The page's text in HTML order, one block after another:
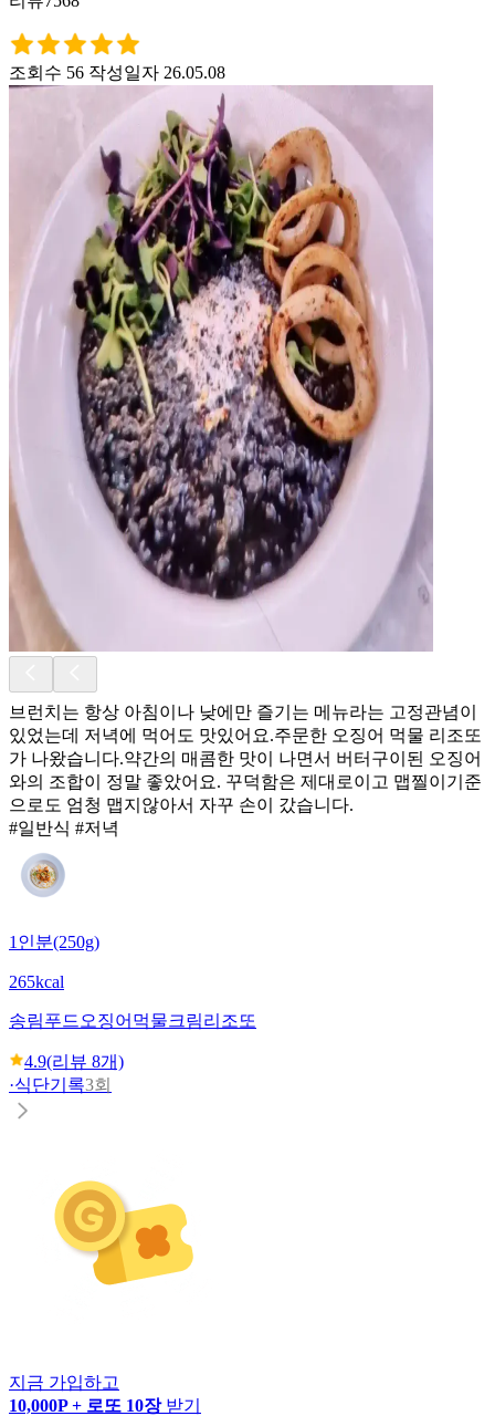
조회수 56 작성일자 26.05.08
브런치는 항상 아침이나 낮에만 즐기는 메뉴라는 고정관념이
있었는데 저녁에 먹어도 맛있어요.주문한 오징어 먹물 리조또
가 나왔습니다.약간의 매콤한 맛이 나면서 버터구이된 오징어
와의 조합이 정말 좋았어요. 꾸덕함은 제대로이고 맵찔이기준
으로도 엄청 맵지않아서 자꾸 손이 갔습니다.
#일반식 #저녁
1인분(250g)
265kcal
송림푸드 오징어먹물크림리조또
4.9(리뷰 8개)
·식단기록3회
지금 가입하고
10,000P + 로또 10장 받기